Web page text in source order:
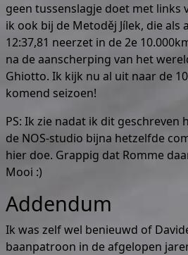
geen tussenslagje doet met links
ik ook bij de Metoděj Jílek, die
12:37,81 neerzet in de 2e
na de aanscherping van het
Ghiotto. Ik kijk nu al uit naar de
komend seizoen!
PS: Ik zie nadat ik dit geschreven
de NOS-studio bijna hetzelfde
hier doe. Grappig dat Romme
Mooi :)
Addendum
Ik was zelf wel benieuwd of
baanpatroon in de afgelopen